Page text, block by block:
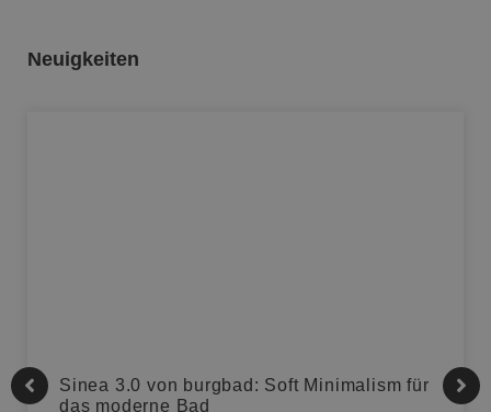
Neuigkeiten
Sinea 3.0 von burgbad: Soft Minimalism für
das moderne Bad